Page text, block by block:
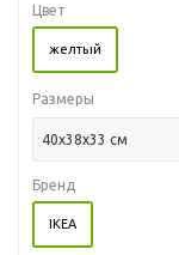
Цвет
желтый
Размеры
40x38x33 см
Бренд
IKEA